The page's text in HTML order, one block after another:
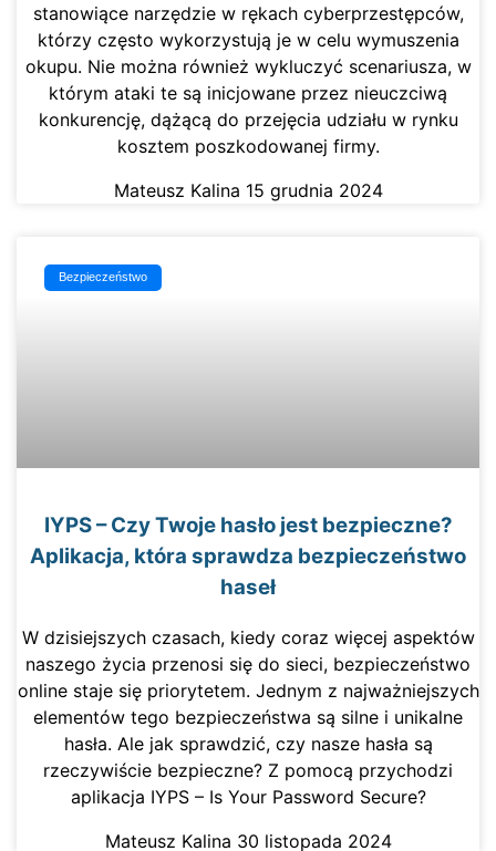
stanowiące narzędzie w rękach cyberprzestępców,
którzy często wykorzystują je w celu wymuszenia
okupu. Nie można również wykluczyć scenariusza, w
którym ataki te są inicjowane przez nieuczciwą
konkurencję, dążącą do przejęcia udziału w rynku
kosztem poszkodowanej firmy.
Mateusz Kalina 15 grudnia 2024
Bezpieczeństwo
IYPS – Czy Twoje hasło jest bezpieczne?
Aplikacja, która sprawdza bezpieczeństwo
haseł
W dzisiejszych czasach, kiedy coraz więcej aspektów
naszego życia przenosi się do sieci, bezpieczeństwo
online staje się priorytetem. Jednym z najważniejszych
elementów tego bezpieczeństwa są silne i unikalne
hasła. Ale jak sprawdzić, czy nasze hasła są
rzeczywiście bezpieczne? Z pomocą przychodzi
aplikacja IYPS – Is Your Password Secure?
Mateusz Kalina 30 listopada 2024